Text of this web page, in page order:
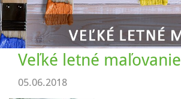
Veľké letné maľovanie
05.06.2018